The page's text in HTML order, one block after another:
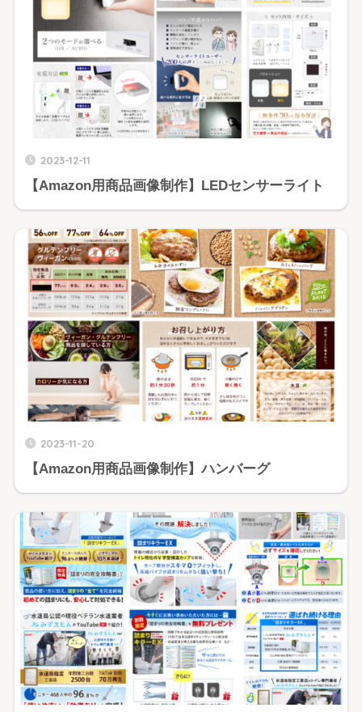
2023-12-11
【Amazon用商品画像制作】LEDセンサーライト
2023-11-20
【Amazon用商品画像制作】ハンバーグ